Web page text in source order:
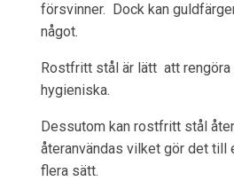
försvinner. Dock kan
något.
Rostfritt stål är lätt att rengöra
hygieniska.
Dessutom kan rostfritt stål
återanvändas vilket gör det till
flera sätt.